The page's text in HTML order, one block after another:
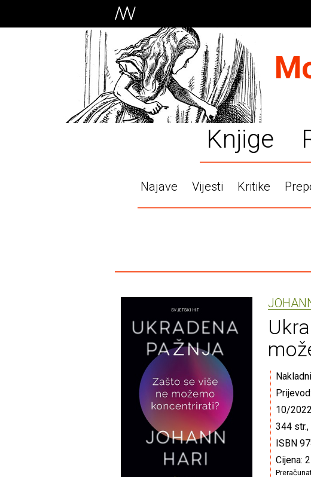
Knjige
Najave Vijesti Kritike
10/
344
ISBN
Cijena: